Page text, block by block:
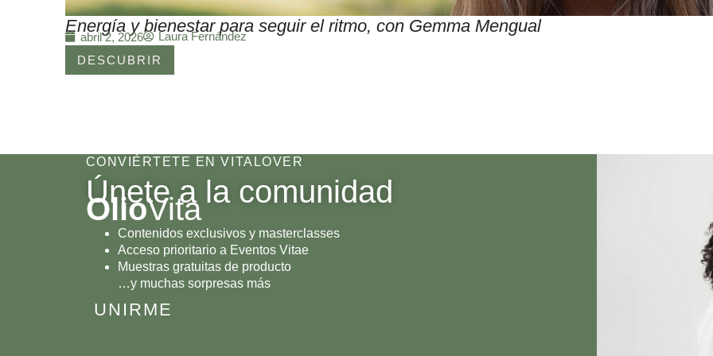
Energía y bienestar para seguir el ritmo, con Gemma Mengual
abril 2, 2026
Laura Fernández
DESCUBRIR
CONVIÉRTETE EN VITALOVER
Únete a la comunidad
OlioVita
Contenidos exclusivos y masterclasses
Acceso prioritario a Eventos Vitae
Muestras gratuitas de producto
…y muchas sorpresas más
UNIRME